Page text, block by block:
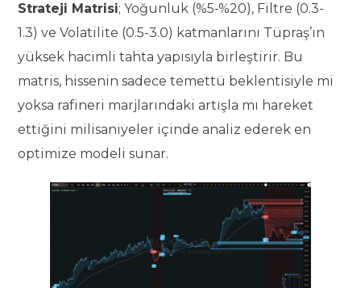
Strateji Matrisi; Yoğunluk (%5-%20), Filtre (0.3-
1.3) ve Volatilite (0.5-3.0) katmanlarını Tüpraş’ın
yüksek hacimli tahta yapısıyla birleştirir. Bu
matris, hissenin sadece temettü beklentisiyle mi
yoksa rafineri marjlarındaki artışla mı hareket
ettiğini milisaniyeler içinde analiz ederek en
optimize modeli sunar.